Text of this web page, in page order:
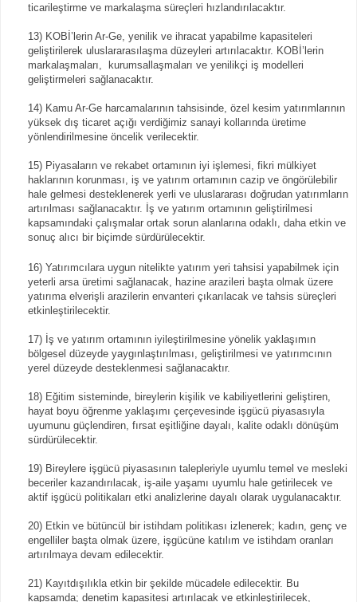
ticarileştirme ve markalaşma süreçleri hızlandırılacaktır.
13) KOBİ’lerin Ar-Ge, yenilik ve ihracat yapabilme kapasiteleri
geliştirilerek uluslararasılaşma düzeyleri artırılacaktır. KOBİ’lerin
markalaşmaları, kurumsallaşmaları ve yenilikçi iş modelleri
geliştirmeleri sağlanacaktır.
14) Kamu Ar-Ge harcamalarının tahsisinde, özel kesim yatırımlarının
yüksek dış ticaret açığı verdiğimiz sanayi kollarında üretime
yönlendirilmesine öncelik verilecektir.
15) Piyasaların ve rekabet ortamının iyi işlemesi, fikri mülkiyet
haklarının korunması, iş ve yatırım ortamının cazip ve öngörülebilir
hale gelmesi desteklenerek yerli ve uluslararası doğrudan yatırımların
artırılması sağlanacaktır. İş ve yatırım ortamının geliştirilmesi
kapsamındaki çalışmalar ortak sorun alanlarına odaklı, daha etkin ve
sonuç alıcı bir biçimde sürdürülecektir.
16) Yatırımcılara uygun nitelikte yatırım yeri tahsisi yapabilmek için
yeterli arsa üretimi sağlanacak, hazine arazileri başta olmak üzere
yatırıma elverişli arazilerin envanteri çıkarılacak ve tahsis süreçleri
etkinleştirilecektir.
17) İş ve yatırım ortamının iyileştirilmesine yönelik yaklaşımın
bölgesel düzeyde yaygınlaştırılması, geliştirilmesi ve yatırımcının
yerel düzeyde desteklenmesi sağlanacaktır.
18) Eğitim sisteminde, bireylerin kişilik ve kabiliyetlerini geliştiren,
hayat boyu öğrenme yaklaşımı çerçevesinde işgücü piyasasıyla
uyumunu güçlendiren, fırsat eşitliğine dayalı, kalite odaklı dönüşüm
sürdürülecektir.
19) Bireylere işgücü piyasasının talepleriyle uyumlu temel ve mesleki
beceriler kazandırılacak, iş-aile yaşamı uyumlu hale getirilecek ve
aktif işgücü politikaları etki analizlerine dayalı olarak uygulanacaktır.
20) Etkin ve bütüncül bir istihdam politikası izlenerek; kadın, genç ve
engelliler başta olmak üzere, işgücüne katılım ve istihdam oranları
artırılmaya devam edilecektir.
21) Kayıtdışılıkla etkin bir şekilde mücadele edilecektir. Bu
kapsamda; denetim kapasitesi artırılacak ve etkinleştirilecek,